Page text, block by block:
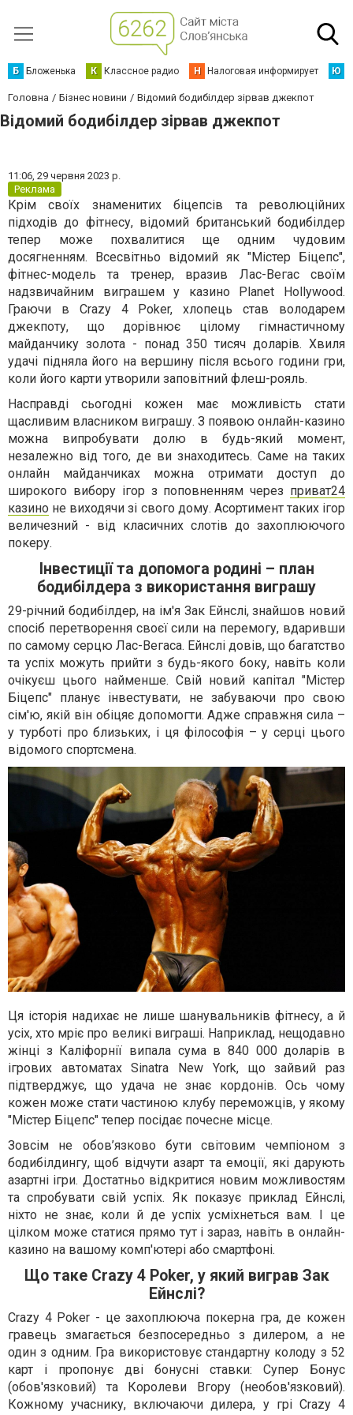
Б Бложенька К Классное радио Н Налоговая информирует Ю
Головна Бізнес новини Відомий бодибілдер зірвав джекпот
Відомий бодибілдер зірвав джекпот
11:06, 29 червня 2023 р.
Реклама
Крім своїх знаменитих біцепсів та революційних
підходів до фітнесу, відомий британський бодибілдер
тепер може похвалитися ще одним чудовим
досягненням. Всесвітньо відомий як "Містер Біцепс",
фітнес-модель та тренер, вразив Лас-Вегас своїм
надзвичайним виграшем у казино Planet Hollywood.
Граючи в Crazy 4 Poker, хлопець став володарем
джекпоту, що дорівнює цілому гімнастичному
майданчику золота - понад 350 тисяч доларів. Хвиля
удачі підняла його на вершину після всього години гри,
коли його карти утворили заповітний флеш-рояль.
Насправді сьогодні кожен має можливість стати
щасливим власником виграшу. З появою онлайн-казино
можна випробувати долю в будь-який момент,
незалежно від того, де ви знаходитесь. Саме на таких
онлайн майданчиках можна отримати доступ до
широкого вибору ігор з поповненням через приват24
казино не виходячи зі свого дому. Асортимент таких ігор
величезний - від класичних слотів до захоплюючого
покеру.
Інвестиції та допомога родині – план
бодибілдера з використання виграшу
29-річний бодибілдер, на ім'я Зак Ейнслі, знайшов новий
спосіб перетворення своєї сили на перемогу, вдаривши
по самому серцю Лас-Вегаса. Ейнслі довів, що багатство
та успіх можуть прийти з будь-якого боку, навіть коли
очікуєш цього найменше. Свій новий капітал "Містер
Біцепс" планує інвестувати, не забуваючи про свою
сім'ю, якій він обіцяє допомогти. Адже справжня сила –
у турботі про близьких, і ця філософія – у серці цього
відомого спортсмена.
Ця історія надихає не лише шанувальників фітнесу, а й
усіх, хто мріє про великі виграші. Наприклад, нещодавно
жінці з Каліфорнії випала сума в 840 000 доларів в
ігрових автоматах Sinatra New York, що зайвий раз
підтверджує, що удача не знає кордонів. Ось чому
кожен може стати частиною клубу переможців, у якому
"Містер Біцепс" тепер посідає почесне місце.
Зовсім не обов’язково бути світовим чемпіоном з
бодибілдингу, щоб відчути азарт та емоції, які дарують
азартні ігри. Достатньо відкритися новим можливостям
та спробувати свій успіх. Як показує приклад Ейнслі,
ніхто не знає, коли й де успіх усміхнеться вам. І це
цілком може статися прямо тут і зараз, навіть в онлайн-
казино на вашому комп'ютері або смартфоні.
Що таке Crazy 4 Poker, у який виграв Зак
Ейнслі?
Crazy 4 Poker - це захоплююча покерна гра, де кожен
гравець змагається безпосередньо з дилером, а не
один з одним. Гра використовує стандартну колоду з 52
карт і пропонує дві бонусні ставки: Супер Бонус
(обов'язковий) та Королеви Вгору (необов'язковий).
Кожному учаснику, включаючи дилера, у грі Crazy 4